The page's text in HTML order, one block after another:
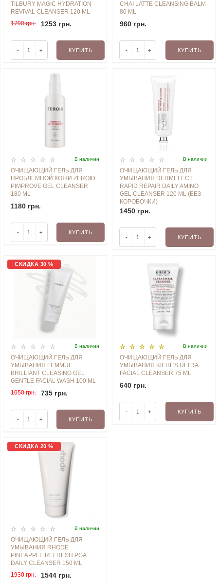
TILBURY MAGIC HYDRATION
REVIVAL CLEANSER 120 ML
1790 грн.
1253 грн.
- + КУПИТЬ
CHAI LATTE CLEANSING BALM
80 ML
960 грн.
- + КУПИТЬ
В наличии
ОЧИЩАЮЩИЙ ГЕЛЬ ДЛЯ
ПРОБЛЕМНОЙ КОЖИ ZEROID
PIMPROVE GEL CLEANSER
180 ML
1180 грн.
- + КУПИТЬ
В наличии
ОЧИЩАЮЩИЙ ГЕЛЬ ДЛЯ
УМЫВАНИЯ DERMELECT
RAPID REPAIR DAILY AMINO
GEL CLEANSER 120 ML (БЕЗ
КОРОБОЧКИ)
1450 грн.
- + КУПИТЬ
СКИДКА 30 %
В наличии
ОЧИЩАЮЩИЙ ГЕЛЬ ДЛЯ
УМЫВАНИЯ FEMMUE
BRILLIANT CLEASING GEL
GENTLE FACIAL WASH 100 ML
1050 грн.
735 грн.
- + КУПИТЬ
В наличии
ОЧИЩАЮЩИЙ ГЕЛЬ ДЛЯ
УМЫВАНИЯ KIEHL'S ULTRA
FACIAL CLEANSER 75 ML
640 грн.
- + КУПИТЬ
СКИДКА 20 %
В наличии
ОЧИЩАЮЩИЙ ГЕЛЬ ДЛЯ
УМЫВАНИЯ RHODE
PINEAPPLE REFRESH PGA
DAILY CLEANSER 150 ML
1930 грн.
1544 грн.